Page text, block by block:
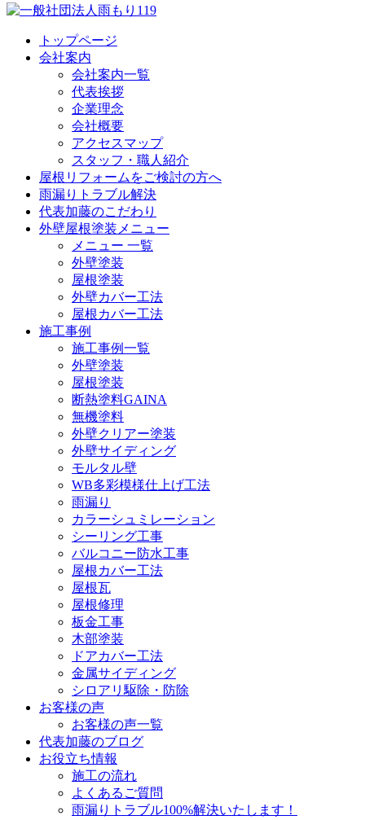
トップページ
会社案内
会社案内一覧
代表挨拶
企業理念
会社概要
アクセスマップ
スタッフ・職人紹介
屋根リフォームをご検討の方へ
雨漏りトラブル解決
代表加藤のこだわり
外壁屋根塗装メニュー
メニュー 一覧
外壁塗装
屋根塗装
外壁カバー工法
屋根カバー工法
施工事例
施工事例一覧
外壁塗装
屋根塗装
断熱塗料GAINA
無機塗料
外壁クリアー塗装
外壁サイディング
モルタル壁
WB多彩模様仕上げ工法
雨漏り
カラーシュミレーション
シーリング工事
バルコニー防水工事
屋根カバー工法
屋根瓦
屋根修理
板金工事
木部塗装
ドアカバー工法
金属サイディング
シロアリ駆除・防除
お客様の声
お客様の声一覧
代表加藤のブログ
お役立ち情報
施工の流れ
よくあるご質問
雨漏りトラブル100%解決いたします！